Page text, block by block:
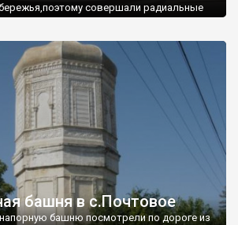
совершали радиальные
башня в с.Почтовое
башню посмотрели по дороге из